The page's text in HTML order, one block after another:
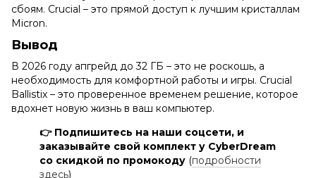
сбоям. Crucial – это прямой доступ к лучшим кристаллам
Micron.
Вывод
В 2026 году апгрейд до 32 ГБ – это не роскошь, а
необходимость для комфортной работы и игры. Crucial
Ballistix – это проверенное временем решение, которое
вдохнет новую жизнь в ваш компьютер.
👉 Подпишитесь на наши соцсети, и
заказывайте свой комплект у CyberDream
со скидкой по промокоду (подробности
здесь)